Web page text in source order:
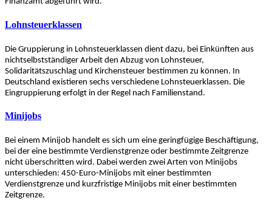
Lohnsteuerklassen
Die Gruppierung in Lohnsteuerklassen dient dazu, bei Einkünften aus
nichtselbstständiger Arbeit den Abzug von Lohnsteuer,
Solidaritätszuschlag und Kirchensteuer bestimmen zu können. In
Deutschland existieren sechs verschiedene Lohnsteuerklassen. Die
Eingruppierung erfolgt in der Regel nach Familienstand.
Minijobs
Bei einem Minijob handelt es sich um eine geringfügige Beschäftigung,
bei der eine bestimmte Verdienstgrenze oder bestimmte Zeitgrenze
nicht überschritten wird. Dabei werden zwei Arten von Minijobs
unterschieden: 450-Euro-Minijobs mit einer bestimmten
Verdienstgrenze und kurzfristige Minijobs mit einer bestimmten
Zeitgrenze.